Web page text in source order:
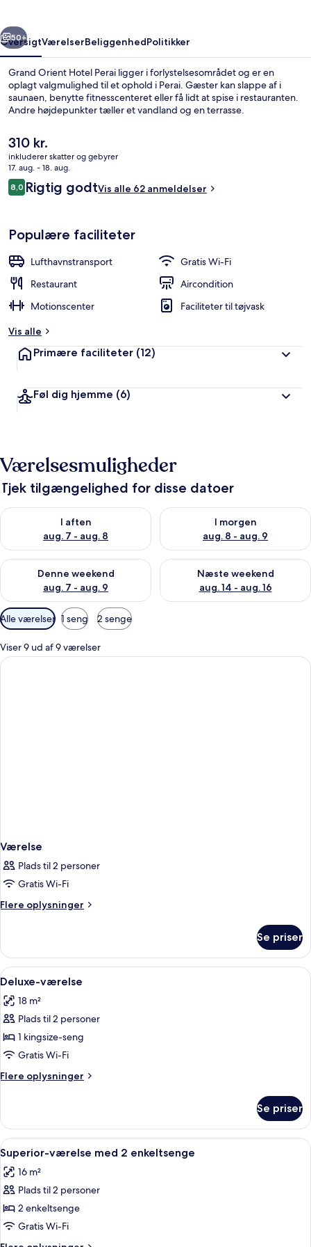
Udendørs pool
Næste
50+
OversigtVærelserBeliggenhedPolitikker
Grand Orient Hotel Perai ligger i forlystelsesområdet og er en
oplagt valgmulighed til et ophold i Perai. Gæster kan slappe af i
saunaen, benytte fitnesscenteret eller få lidt at spise i restauranten.
Andre højdepunkter tæller et vandland og en terrasse.
Den
nuværende
pris
er
310 kr.
310 kr.
inkluderer skatter og gebyrer
17. aug. - 18. aug.
Anmeldelser
8,08,0 ud af 10.
Rigtig godtVis alle 62 anmeldelser
Populære faciliteter
Lufthavnstransport
Gratis Wi-Fi
Restaurant
Aircondition
Motionscenter
Faciliteter til tøjvask
Vis alle
Primære faciliteter (12)
Føl dig hjemme (6)
Værelsesmuligheder
Tjek tilgængelighed for disse datoer
I aften
aug. 7 - aug. 8
Tjek tilgængelighed for i aften aug. 7 - aug. 8
I morgen
aug. 8 - aug. 9
Tjek tilgængelighed for i
Denne weekend
aug. 7 - aug. 9
Tjek tilgængelighed for denne weekend aug. 7 - aug. 9
Næste weekend
aug. 14 - aug. 16
Tjek tilgængelighed for næste
Tilgængelige
filtre
for
værelser
Alle værelser 1 seng 2 senge
Viser 9 ud af 9 værelser
Værelse
Plads til 2 personer
Gratis Wi-Fi
Flere oplysninger
Flere
Se priser
Indlæs
alle
billeder
af
Deluxe-
værelse
En pænt redt seng med hvide
8
Deluxe-værelse
18 m²
Plads til 2 personer
1 kingsize-seng
Gratis Wi-Fi
Flere oplysninger
Flere
værelse
Se priser
Indlæs
alle
billeder
af
Superior-
værelse
med
Et hotelværelse med to senge, et
8
Superior-værelse med 2 enkeltsenge
16 m²
Plads til 2 personer
2 enkeltsenge
Gratis Wi-Fi